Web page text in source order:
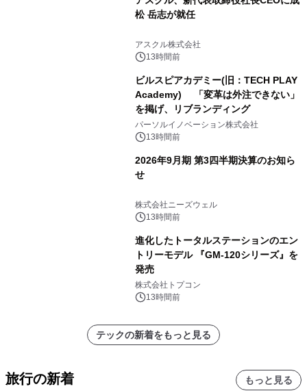
松 岳志が就任
アスクル株式会社
13時間前
ビルスピアカデミー(旧：TECH PLAY
Academy) 「変革は外注できない」
を掲げ、リブランディング
パーソルイノベーション株式会社
13時間前
2026年9月期 第3四半期決算のお知ら
せ
株式会社ニーズウェル
13時間前
進化したトータルステーションのエン
トリーモデル 『GM-120シリーズ』を
発売
株式会社トプコン
13時間前
テックの新着をもっと見る
旅行の新着 もっと見る